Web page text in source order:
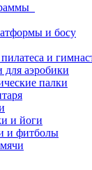
и босу
и
аэробики
палки
и йоги
и фитболы